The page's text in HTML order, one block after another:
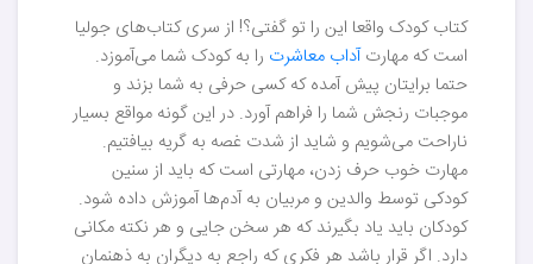
کتاب کودک واقعا این را تو گفتی؟! از سری کتاب‌های جولیا
است که مهارتآداب معاشرت را به کودک شما می‌آموزد.
حتما برایتان پیش آمده که کسی حرفی به شما بزند و
موجبات رنجش شما را فراهم آورد. در این گونه مواقع بسیار
ناراحت می‌شویم و شاید از شدت غصه به گریه بیافتیم.
مهارت خوب حرف زدن، مهارتی است که باید از سنین
کودکی توسط والدین و مربیان به آدم‌ها آموزش داده شود.
کودکان باید یاد بگیرند که هر سخن جایی و هر نکته مکانی
دارد. اگر قرار باشد هر فکری که راجع به دیگران به ذهنمان